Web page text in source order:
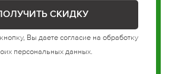
Вы даете согласие на обработку
персональных данных.